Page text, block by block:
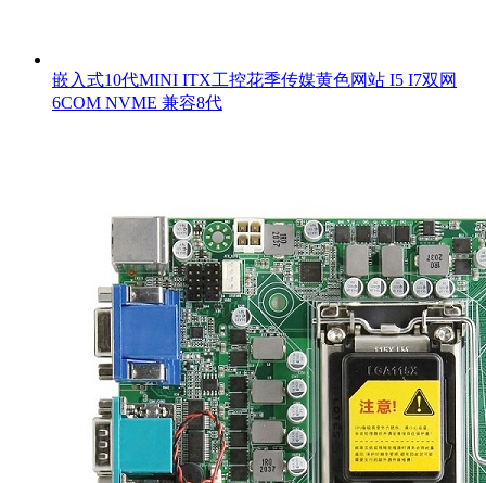
嵌入式10代MINI ITX工控花季传媒黄色网站 I5 I7双网
6COM NVME 兼容8代